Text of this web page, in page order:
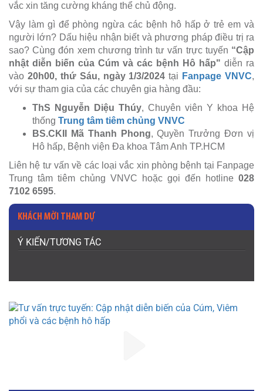
vắc xin tăng cường kháng thể chủ động.
Vậy làm gì để phòng ngừa các bệnh hô hấp ở trẻ em và
người lớn? Dấu hiệu nhận biết và phương pháp điều trị ra
sao? Cùng đón xem chương trình tư vấn trực tuyến “Cập
nhật diễn biến của Cúm và các bệnh Hô hấp" diễn ra
vào 20h00, thứ Sáu, ngày 1/3/2024 tại Fanpage VNVC,
với sự tham gia của các chuyên gia hàng đầu:
ThS Nguyễn Diệu Thúy, Chuyên viên Y khoa Hệ
thống Trung tâm tiêm chủng VNVC
BS.CKII Mã Thanh Phong, Quyền Trưởng Đơn vị
Hô hấp, Bệnh viện Đa khoa Tâm Anh TP.HCM
Liên hệ tư vấn về các loại vắc xin phòng bệnh tại Fanpage
Trung tâm tiêm chủng VNVC hoặc gọi đến hotline 028
7102 6595.
KHÁCH MỜI THAM DỰ
Ý KIẾN/TƯƠNG TÁC